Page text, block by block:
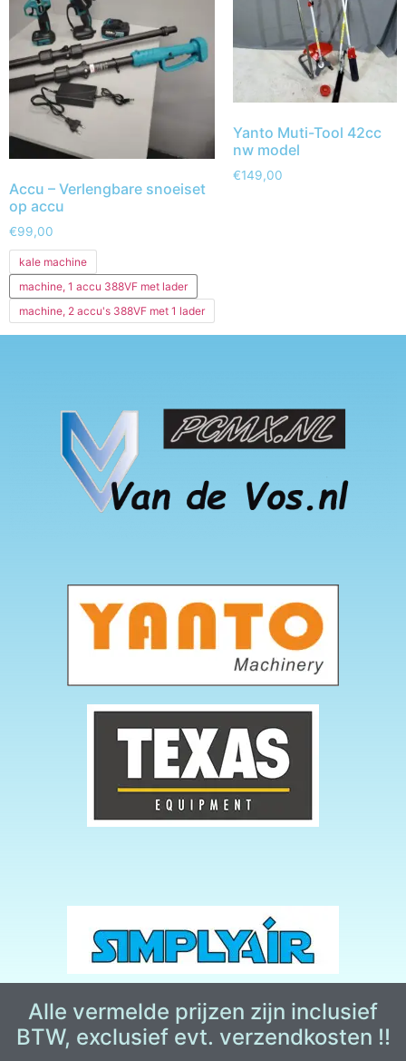
Accu – Verlengbare snoeiset
op accu
€99,00
kale machine
machine, 1 accu 388VF met lader
machine, 2 accu's 388VF met 1 lader
Yanto Muti-Tool 42cc
nw model
€149,00
Alle vermelde prijzen zijn inclusief
BTW, exclusief evt. verzendkosten !!